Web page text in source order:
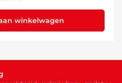
winkelwagen